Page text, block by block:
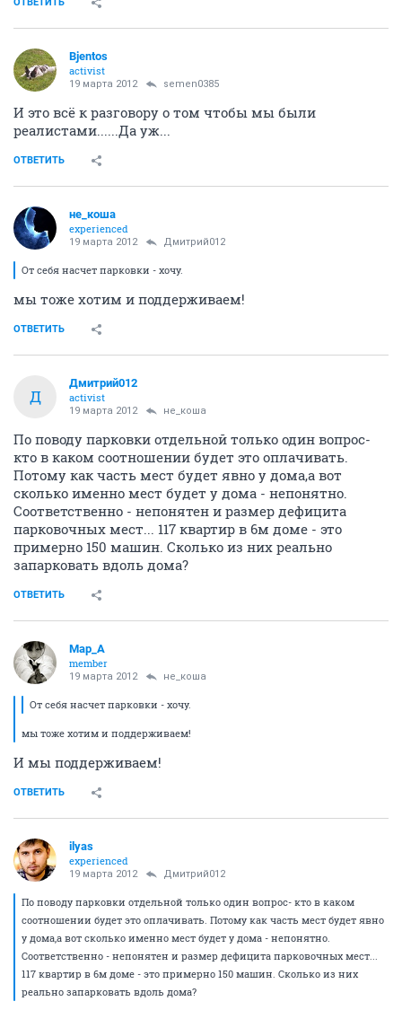
Bjentos
activist
19 марта 2012 semen0385
И это всё к разговору о том чтобы мы были
реалистами......Да уж...
ОТВЕТИТЬ
не_коша
experienced
19 марта 2012 Дмитрий012
От себя насчет парковки - хочу.
мы тоже хотим и поддерживаем!
ОТВЕТИТЬ
Д
Дмитрий012
activist
19 марта 2012 не_коша
По поводу парковки отдельной только один вопрос-
кто в каком соотношении будет это оплачивать.
Потому как часть мест будет явно у дома,а вот
сколько именно мест будет у дома - непонятно.
Соответственно - непонятен и размер дефицита
парковочных мест... 117 квартир в 6м доме - это
примерно 150 машин. Сколько из них реально
запарковать вдоль дома?
ОТВЕТИТЬ
Мар_А
member
19 марта 2012 не_коша
От себя насчет парковки - хочу.
мы тоже хотим и поддерживаем!
И мы поддерживаем!
ОТВЕТИТЬ
ilyas
experienced
19 марта 2012 Дмитрий012
По поводу парковки отдельной только один вопрос- кто в каком
соотношении будет это оплачивать. Потому как часть мест будет явно
у дома,а вот сколько именно мест будет у дома - непонятно.
Соответственно - непонятен и размер дефицита парковочных мест...
117 квартир в 6м доме - это примерно 150 машин. Сколько из них
реально запарковать вдоль дома?